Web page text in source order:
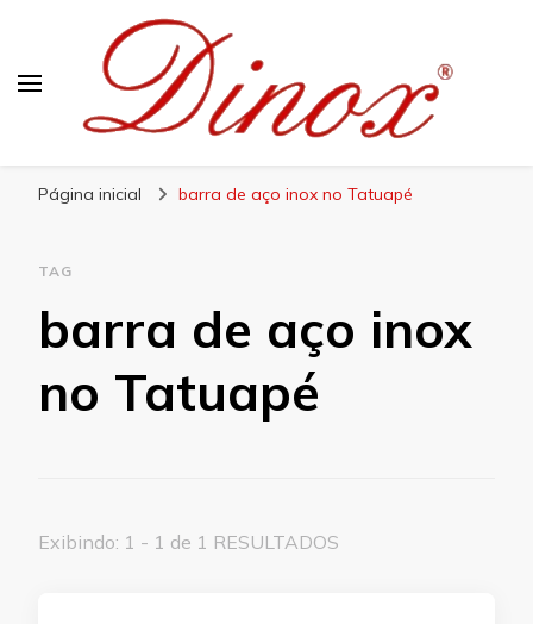
Página inicial barra de aço inox no Tatuapé
TAG
barra de aço inox
no Tatuapé
Exibindo: 1 - 1 de 1 RESULTADOS